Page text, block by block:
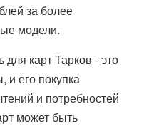
за более
модели.
карт Тарков - это
и его покупка
и потребностей
может быть